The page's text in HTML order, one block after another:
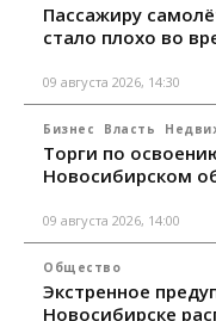
Пассажиру
стало плохо во
09 августа 2026, 14:30
Бизнес Власть
Торги по
Новосибирском
09 августа 2026, 14:00
Общество
Экстренное
Новосибирске